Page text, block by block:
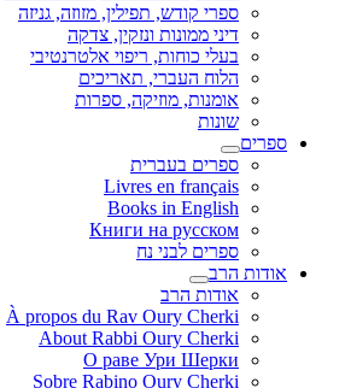
ספרי קודש, תפילין, מזוזה, גניזה
דיני ממונות ונזקין, צדקה
בעלי כוחות, ריפוי אלטרנטיבי
הלוח העברי, תאריכים
אומנות, מוזיקה, ספרות
שונות
ספרים
ספרים בעברית
Livres en français
Books in English
Книги на русском
ספרים לבני נח
אודות הרב
אודות הרב
À propos du Rav Oury Cherki
About Rabbi Oury Cherki
О раве Ури Шерки
Sobre Rabino Oury Cherki